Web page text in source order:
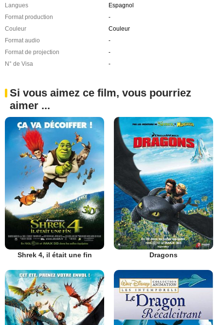
Langues
Espagnol
Format production
-
Couleur
Couleur
Format audio
-
Format de projection
-
N° de Visa
-
Si vous aimez ce film, vous pourriez
aimer ...
Shrek 4, il était une fin Dragons